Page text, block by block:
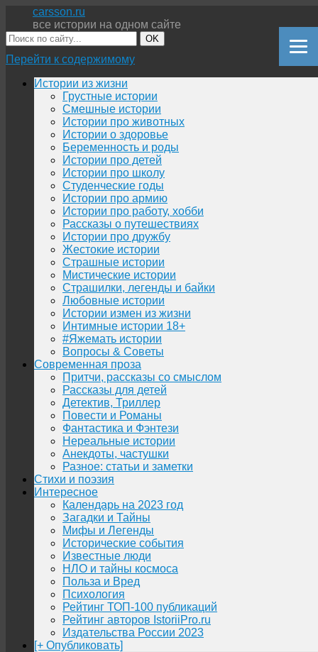
carsson.ru
все истории на одном сайте
OK
Перейти к содержимому
Истории из жизни
Грустные истории
Смешные истории
Истории про животных
Истории о здоровье
Беременность и роды
Истории про детей
Истории про школу
Студенческие годы
Истории про армию
Истории про работу, хобби
Рассказы о путешествиях
Истории про дружбу
Жестокие истории
Страшные истории
Мистические истории
Страшилки, легенды и байки
Любовные истории
Истории измен из жизни
Интимные истории 18+
#Яжемать истории
Вопросы & Советы
Современная проза
Притчи, рассказы со смыслом
Рассказы для детей
Детектив, Триллер
Повести и Романы
Фантастика и Фэнтези
Нереальные истории
Анекдоты, частушки
Разное: статьи и заметки
Стихи и поэзия
Интересное
Календарь на 2023 год
Загадки и Тайны
Мифы и Легенды
Исторические события
Известные люди
НЛО и тайны космоса
Польза и Вред
Психология
Рейтинг ТОП-100 публикаций
Рейтинг авторов IstoriiPro.ru
Издательства России 2023
[+ Опубликовать]